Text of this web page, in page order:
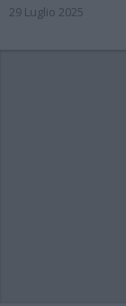
29 Luglio 2025